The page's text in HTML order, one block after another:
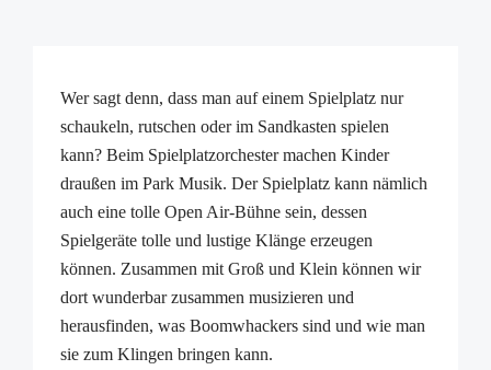
Wer sagt denn, dass man auf einem Spielplatz nur
schaukeln, rutschen oder im Sandkasten spielen
kann? Beim Spielplatzorchester machen Kinder
draußen im Park Musik. Der Spielplatz kann nämlich
auch eine tolle Open Air-Bühne sein, dessen
Spielgeräte tolle und lustige Klänge erzeugen
können. Zusammen mit Groß und Klein können wir
dort wunderbar zusammen musizieren und
herausfinden, was Boomwhackers sind und wie man
sie zum Klingen bringen kann.